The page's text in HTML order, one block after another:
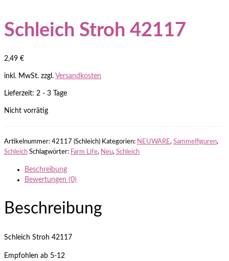
Schleich Stroh 42117
2,49 €
inkl. MwSt. zzgl. Versandkosten
Lieferzeit: 2 - 3 Tage
Nicht vorrätig
Artikelnummer: 42117 (Schleich) Kategorien: NEUWARE, Sammelfiguren,
Schleich Schlagwörter: Farm Life, Neu, Schleich
Beschreibung
Bewertungen (0)
Beschreibung
Schleich Stroh 42117
Empfohlen ab 5-12